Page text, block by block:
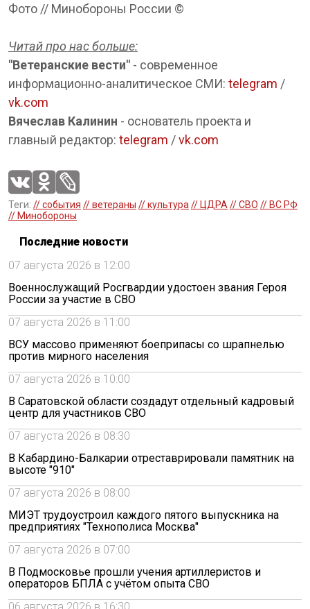
Фото // Минобороны России ©
Читай про нас больше:
"Ветеранские вести" - современное
информационно-аналитическое СМИ: telegram /
vk.com
Вячеслав Калинин - основатель проекта и
главный редактор: telegram /vk.com
Теги: // события // ветераны // культура// ЦДРА// СВО // ВС РФ
// Минобороны
Последние новости
07 августа 2026 в 12:00
Военнослужащий Росгвардии удостоен звания Героя
России за участие в СВО
07 августа 2026 в 11:00
ВСУ массово применяют боеприпасы со шрапнелью
против мирного населения
07 августа 2026 в 10:00
В Саратовской области создадут отдельный кадровый
центр для участников СВО
07 августа 2026 в 08:30
В Кабардино-Балкарии отреставрировали памятник на
высоте "910"
07 августа 2026 в 08:00
МИЭТ трудоустроил каждого пятого выпускника на
предприятиях "Технополиса Москва"
07 августа 2026 в 07:00
В Подмосковье прошли учения артиллеристов и
операторов БПЛА с учётом опыта СВО